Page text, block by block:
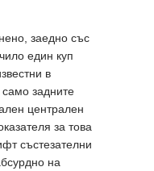
заедно със
един куп
в
задните
централен
за това
състезателни
на